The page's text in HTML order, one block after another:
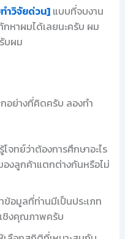
ำวิจัยด่วน]แบบที่จบงาน
หาผมได้เลยนะครับ ผม
บผม
อย่างที่คิดครับ ลองทำ
ทย์ว่าต้องการศึกษาอะไร
องลูกค้าแตกต่างกันหรือไม่
อมูลที่ท่านมีเป็นประเภท
ชิงคุณภาพครับ